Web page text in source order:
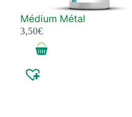
Médium Métal
3,50€